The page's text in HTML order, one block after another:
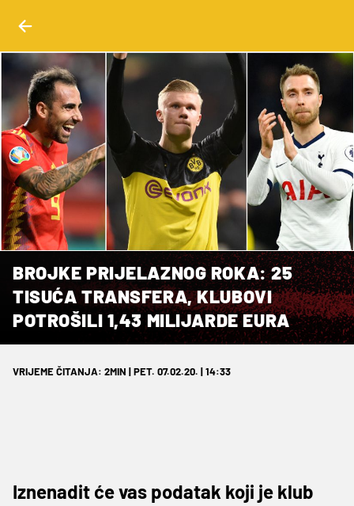
BROJKE PRIJELAZNOG ROKA: 25
TISUĆA TRANSFERA, KLUBOVI
POTROŠILI 1,43 MILIJARDE EURA
VRIJEME ČITANJA: 2MIN | PET. 07.02.20. | 14:33
Iznenadit će vas podatak koji je klub